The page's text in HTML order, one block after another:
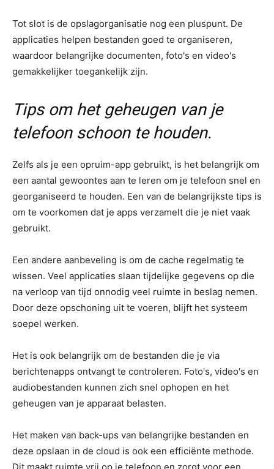
Tot slot is de opslagorganisatie nog een pluspunt. De
applicaties helpen bestanden goed te organiseren,
waardoor belangrijke documenten, foto's en video's
gemakkelijker toegankelijk zijn.
Tips om het geheugen van je
telefoon schoon te houden.
Zelfs als je een opruim-app gebruikt, is het belangrijk om
een aantal gewoontes aan te leren om je telefoon snel en
georganiseerd te houden. Een van de belangrijkste tips is
om te voorkomen dat je apps verzamelt die je niet vaak
gebruikt.
Een andere aanbeveling is om de cache regelmatig te
wissen. Veel applicaties slaan tijdelijke gegevens op die
na verloop van tijd onnodig veel ruimte in beslag nemen.
Door deze opschoning uit te voeren, blijft het systeem
soepel werken.
Het is ook belangrijk om de bestanden die je via
berichtenapps ontvangt te controleren. Foto's, video's en
audiobestanden kunnen zich snel ophopen en het
geheugen van je apparaat belasten.
Het maken van back-ups van belangrijke bestanden en
deze opslaan in de cloud is ook een efficiënte methode.